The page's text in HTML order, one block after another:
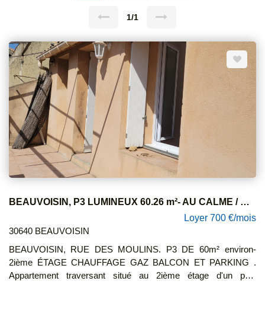
1/1
BEAUVOISIN, P3 LUMINEUX 60.26 m²- AU CALME / BALCON & PARKING
Loyer 700 €/mois
30640 BEAUVOISIN
BEAUVOISIN, RUE DES MOULINS. P3 DE 60m² environ-
2ième ÉTAGE CHAUFFAGE GAZ BALCON ET PARKING .
Appartement traversant situé au 2ième étage d'un petit